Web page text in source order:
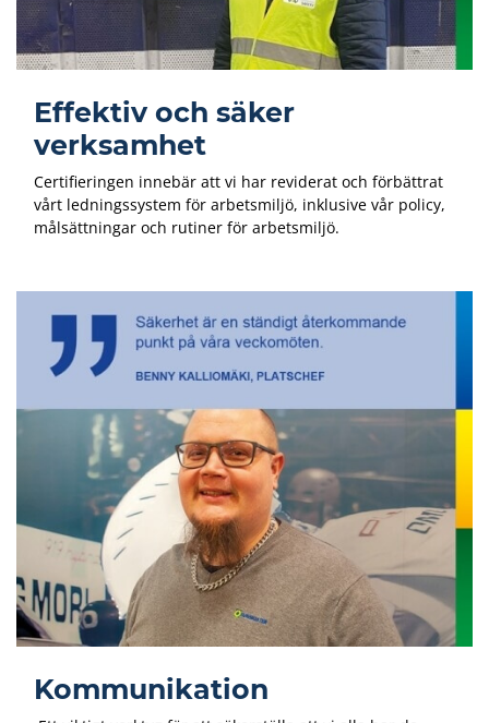
Effektiv och säker
verksamhet
Certifieringen innebär att vi har reviderat och förbättrat
vårt ledningssystem för arbetsmiljö, inklusive vår policy,
målsättningar och rutiner för arbetsmiljö.
Kommunikation